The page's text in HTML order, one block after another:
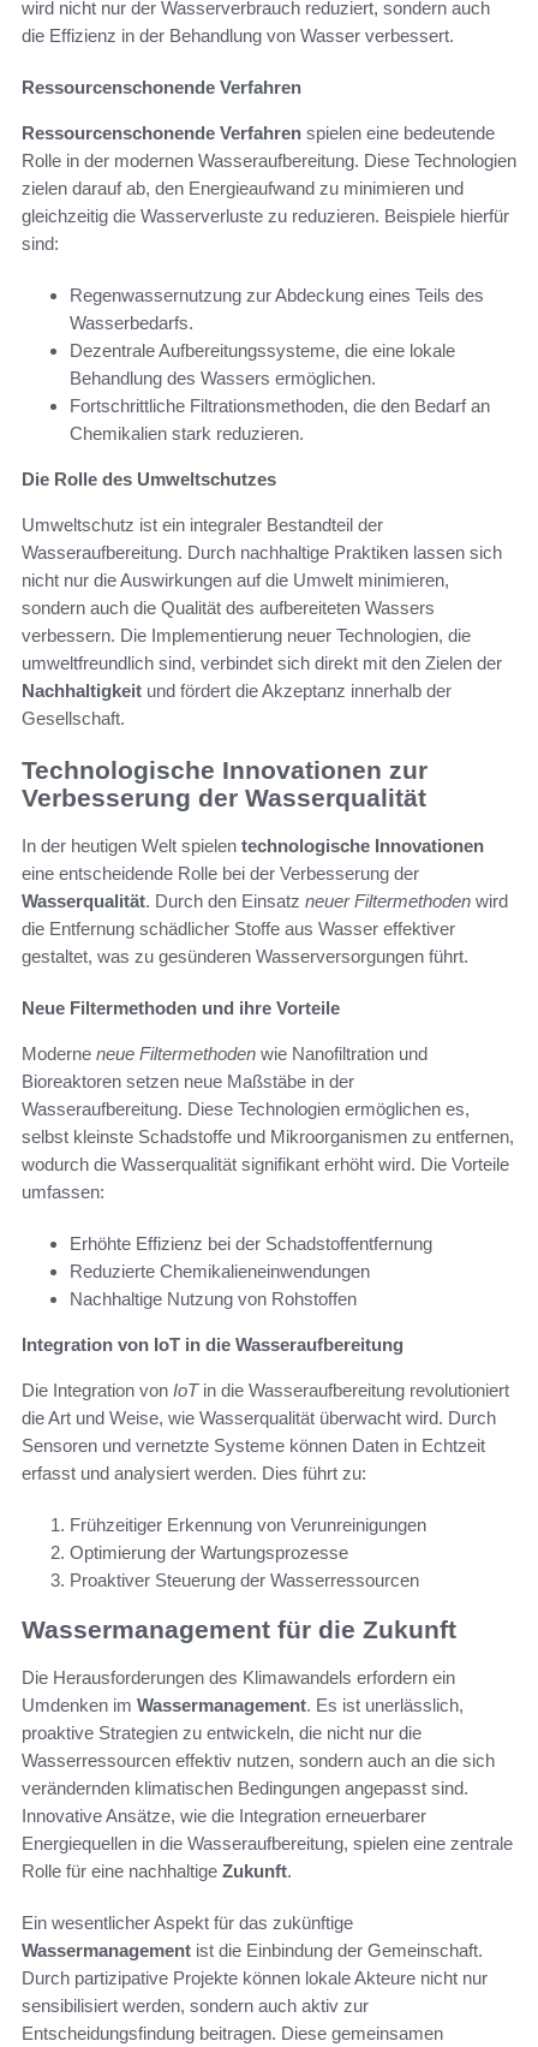
wird nicht nur der Wasserverbrauch reduziert, sondern auch
die Effizienz in der Behandlung von Wasser verbessert.
Ressourcenschonende Verfahren
Ressourcenschonende Verfahren spielen eine bedeutende
Rolle in der modernen Wasseraufbereitung. Diese Technologien
zielen darauf ab, den Energieaufwand zu minimieren und
gleichzeitig die Wasserverluste zu reduzieren. Beispiele hierfür
sind:
Regenwassernutzung zur Abdeckung eines Teils des
Wasserbedarfs.
Dezentrale Aufbereitungssysteme, die eine lokale
Behandlung des Wassers ermöglichen.
Fortschrittliche Filtrationsmethoden, die den Bedarf an
Chemikalien stark reduzieren.
Die Rolle des Umweltschutzes
Umweltschutz ist ein integraler Bestandteil der
Wasseraufbereitung. Durch nachhaltige Praktiken lassen sich
nicht nur die Auswirkungen auf die Umwelt minimieren,
sondern auch die Qualität des aufbereiteten Wassers
verbessern. Die Implementierung neuer Technologien, die
umweltfreundlich sind, verbindet sich direkt mit den Zielen der
Nachhaltigkeit und fördert die Akzeptanz innerhalb der
Gesellschaft.
Technologische Innovationen zur
Verbesserung der Wasserqualität
In der heutigen Welt spielen technologische Innovationen
eine entscheidende Rolle bei der Verbesserung der
Wasserqualität. Durch den Einsatz neuer Filtermethoden wird
die Entfernung schädlicher Stoffe aus Wasser effektiver
gestaltet, was zu gesünderen Wasserversorgungen führt.
Neue Filtermethoden und ihre Vorteile
Moderne neue Filtermethoden wie Nanofiltration und
Bioreaktoren setzen neue Maßstäbe in der
Wasseraufbereitung. Diese Technologien ermöglichen es,
selbst kleinste Schadstoffe und Mikroorganismen zu entfernen,
wodurch die Wasserqualität signifikant erhöht wird. Die Vorteile
umfassen:
Erhöhte Effizienz bei der Schadstoffentfernung
Reduzierte Chemikalieneinwendungen
Nachhaltige Nutzung von Rohstoffen
Integration von IoT in die Wasseraufbereitung
Die Integration von IoTin die Wasseraufbereitung revolutioniert
die Art und Weise, wie Wasserqualität überwacht wird. Durch
Sensoren und vernetzte Systeme können Daten in Echtzeit
erfasst und analysiert werden. Dies führt zu:
Frühzeitiger Erkennung von Verunreinigungen
Optimierung der Wartungsprozesse
Proaktiver Steuerung der Wasserressourcen
Wassermanagement für die Zukunft
Die Herausforderungen des Klimawandels erfordern ein
Umdenken im Wassermanagement. Es ist unerlässlich,
proaktive Strategien zu entwickeln, die nicht nur die
Wasserressourcen effektiv nutzen, sondern auch an die sich
verändernden klimatischen Bedingungen angepasst sind.
Innovative Ansätze, wie die Integration erneuerbarer
Energiequellen in die Wasseraufbereitung, spielen eine zentrale
Rolle für eine nachhaltige Zukunft.
Ein wesentlicher Aspekt für das zukünftige
Wassermanagement ist die Einbindung der Gemeinschaft.
Durch partizipative Projekte können lokale Akteure nicht nur
sensibilisiert werden, sondern auch aktiv zur
Entscheidungsfindung beitragen. Diese gemeinsamen